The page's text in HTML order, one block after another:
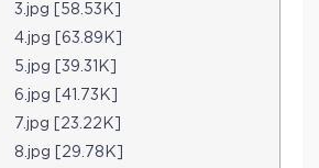
3.jpg [58.53K]
4.jpg [63.89K]
5.jpg [39.31K]
6.jpg [41.73K]
7.jpg [23.22K]
8.jpg [29.78K]